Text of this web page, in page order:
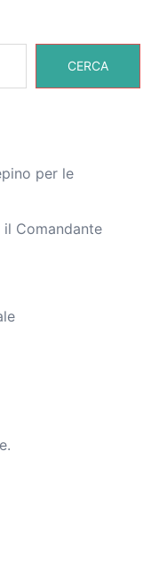
CERCA
per le
il Comandante